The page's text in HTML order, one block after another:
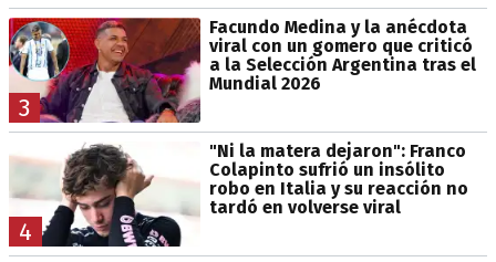
3
Facundo Medina y la anécdota
viral con un gomero que criticó
a la Selección Argentina tras el
Mundial 2026
4
"Ni la matera dejaron": Franco
Colapinto sufrió un insólito
robo en Italia y su reacción no
tardó en volverse viral